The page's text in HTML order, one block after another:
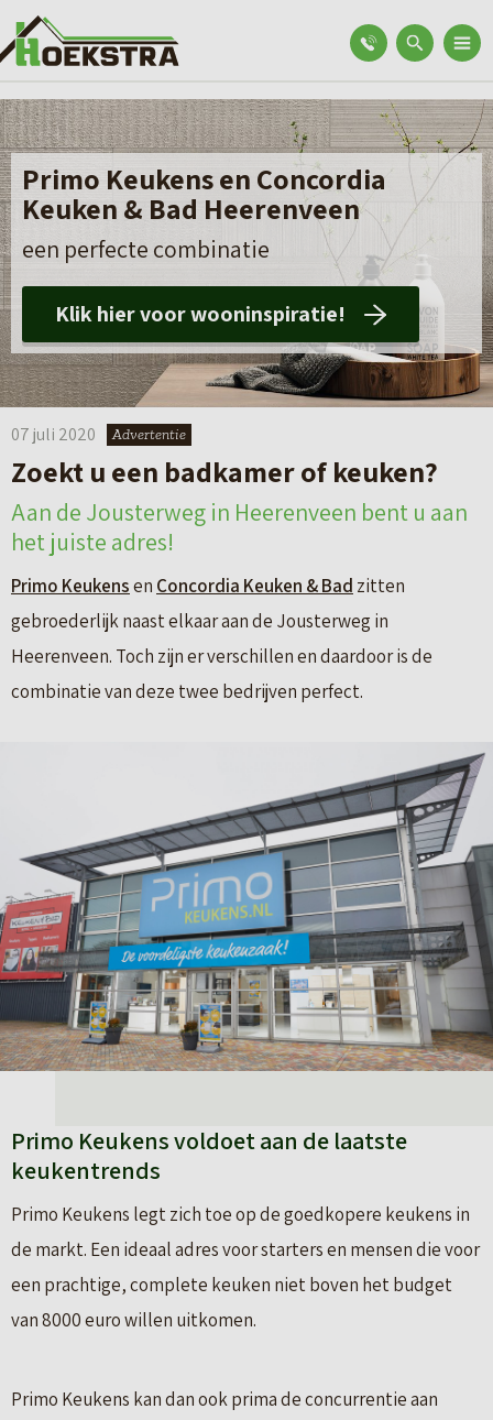
Primo Keukens en Concordia
Keuken & Bad Heerenveen
een perfecte combinatie
Klik hier voor wooninspiratie!
07 juli 2020 Advertentie
Zoekt u een badkamer of keuken?
Aan de Jousterweg in Heerenveen bent u aan
het juiste adres!
Primo Keukensen Concordia Keuken & Bad zitten
gebroederlijk naast elkaar aan de Jousterweg in
Heerenveen. Toch zijn er verschillen en daardoor is de
combinatie van deze twee bedrijven perfect.
Primo Keukens voldoet aan de laatste
keukentrends
Primo Keukens legt zich toe op de goedkopere keukens in
de markt. Een ideaal adres voor starters en mensen die voor
een prachtige, complete keuken niet boven het budget
van 8000 euro willen uitkomen.
Primo Keukens kan dan ook prima de concurrentie aan